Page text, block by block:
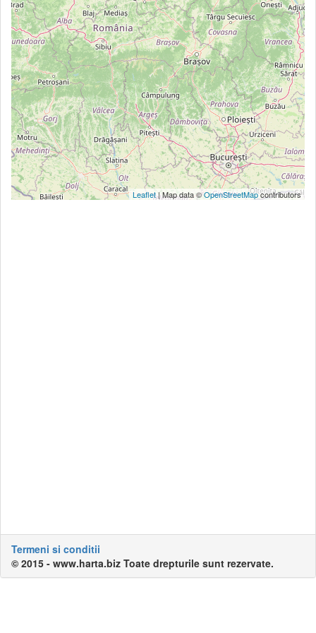
Leaflet| Map data ©OpenStreetMapcontributors
Termeni si conditii
© 2015 - www.harta.biz Toate drepturile sunt rezervate.